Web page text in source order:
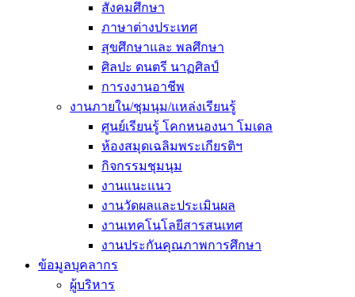
สังคมศึกษา
ภาษาต่างประเทศ
สุขศึกษาและ พลศึกษา
ศิลปะ ดนตรี นาฏศิลป์
การงงานอาชีพ
งานภายใน/ชุมนุม/แหล่งเรียนรู้
ศูนย์เรียนรู้ โคกหนองนา โมเดล
ห้องสมุดเฉลิมพระเกียรติฯ
กิจกรรมชุมนุม
งานแนะแนว
งานวัดผลและประเมินผล
งานเทคโนโลยีสารสนเทศ
งานประกันคุณภาพการศึกษา
ข้อมูลบุคลากร
ผู้บริหาร